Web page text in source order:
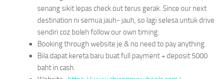
senang sikit lepas check out terus gerak. Since our next
destination ni semua jauh- jauh, so lagi selesa untuk drive
sendiri coz boleh follow our own timing.
Booking through website je & no need to pay anything.
Bila dapat kereta baru buat full payment + deposit 5000
baht in cash.